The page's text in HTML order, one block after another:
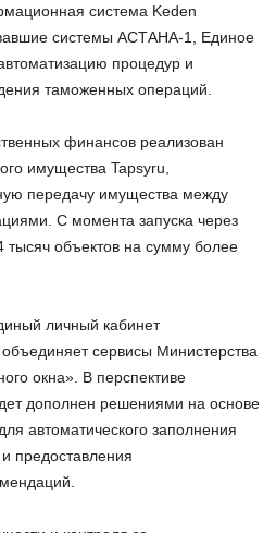
система Keden
системы АСТАНА-1, Единое
процедур и
таможенных операций.
финансов реализован
имущества Tapsyru,
передачу имущества между
С момента запуска через
объектов на сумму более
личный кабинет
сервисы Министерства
окна». В перспективе
дополнен решениями на основе
автоматического заполнения
предоставления